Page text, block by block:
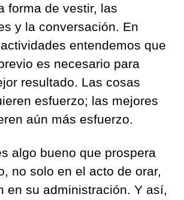
forma de vestir, las
y la conversación. En
entendemos que
es necesario para
resultado. Las cosas
esfuerzo; las mejores
aún más esfuerzo.
algo bueno que prospera
no solo en el acto de orar,
en su administración. Y así,